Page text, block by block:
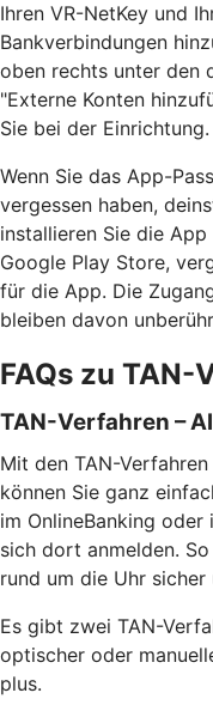
Ihren VR-NetKey und
Bankverbindungen
oben rechts unter den
"Externe Konten
Sie bei der Einrichtung.
Wenn Sie das App-
vergessen haben,
installieren Sie die
Google Play Store,
für die App. Die
bleiben davon
FAQs zu TAN-
TAN-Verfahren –
Mit den TAN-
können Sie ganz
im OnlineBanking
sich dort anmelden.
rund um die Uhr
Es gibt zwei TAN-
optischer oder
plus.